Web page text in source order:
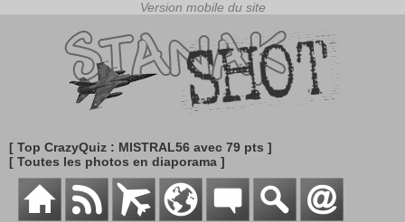
[ Top CrazyQuiz : MISTRAL56 avec 79 pts ]
[ Toutes les photos en diaporama ]